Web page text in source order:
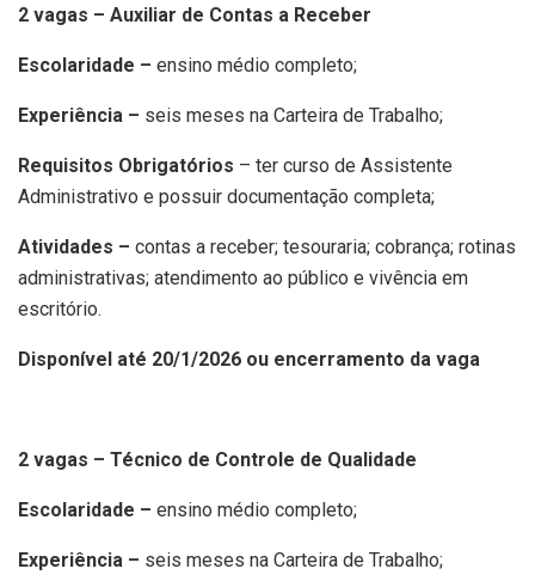
2 vagas – Auxiliar de Contas a Receber
Escolaridade – ensino médio completo;
Experiência – seis meses na Carteira de Trabalho;
Requisitos Obrigatórios – ter curso de Assistente
Administrativo e possuir documentação completa;
Atividades – contas a receber; tesouraria; cobrança; rotinas
administrativas; atendimento ao público e vivência em
escritório.
Disponível até 20/1/2026 ou encerramento da vaga
2 vagas – Técnico de Controle de Qualidade
Escolaridade – ensino médio completo;
Experiência – seis meses na Carteira de Trabalho;